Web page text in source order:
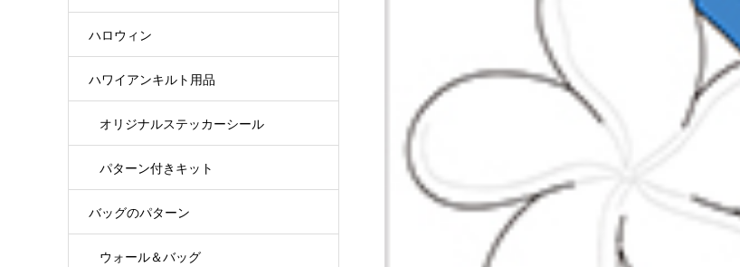
ハロウィン
ハワイアンキルト用品
オリジナルステッカーシール
パターン付きキット
バッグのパターン
ウォール＆バッグ